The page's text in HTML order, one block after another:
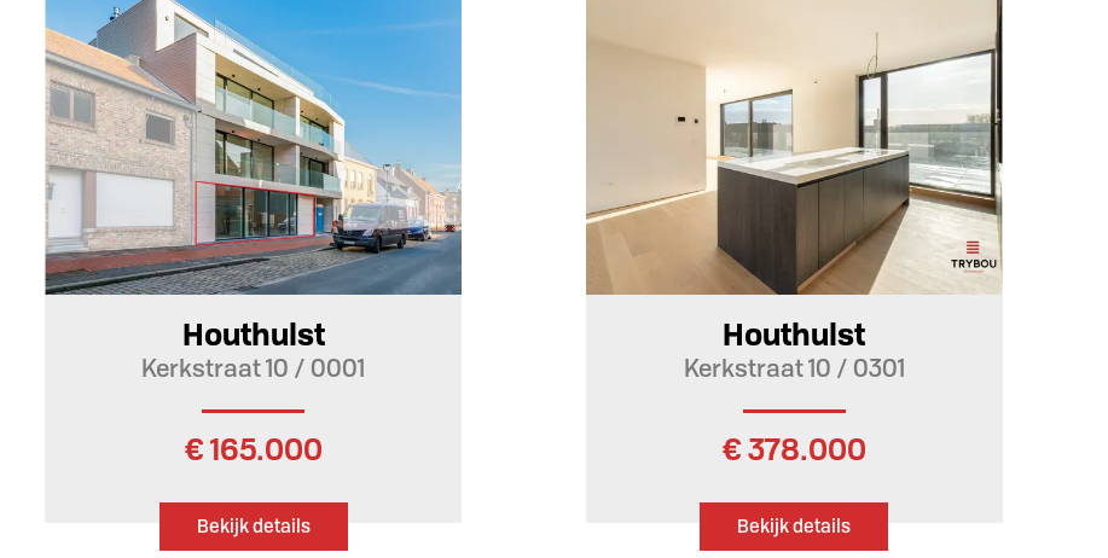
Houthulst
Kerkstraat 10 / 0001
€ 165.000
Bekijk details
2
Houthulst
Kerkstraat 10 / 0301
€ 378.000
Bekijk details